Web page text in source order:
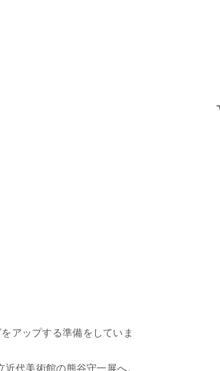
アップする準備をしていま
代美術館の熊谷守一展へ。